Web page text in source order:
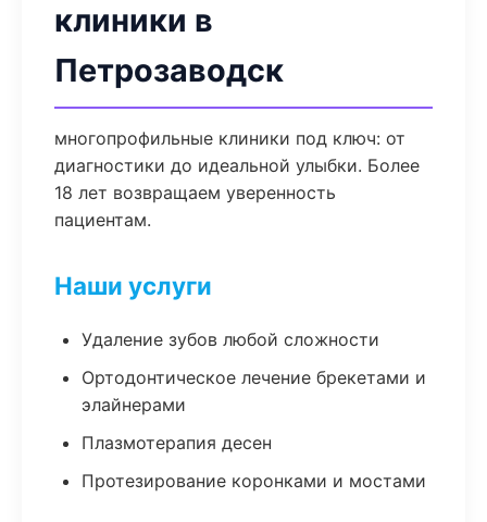
клиники в
Петрозаводск
многопрофильные клиники под ключ: от
диагностики до идеальной улыбки. Более
18 лет возвращаем уверенность
пациентам.
Наши услуги
Удаление зубов любой сложности
Ортодонтическое лечение брекетами и
элайнерами
Плазмотерапия десен
Протезирование коронками и мостами